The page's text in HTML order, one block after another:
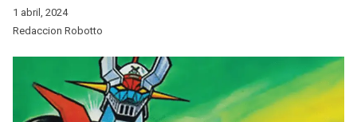
1 abril, 2024
Redaccion Robotto